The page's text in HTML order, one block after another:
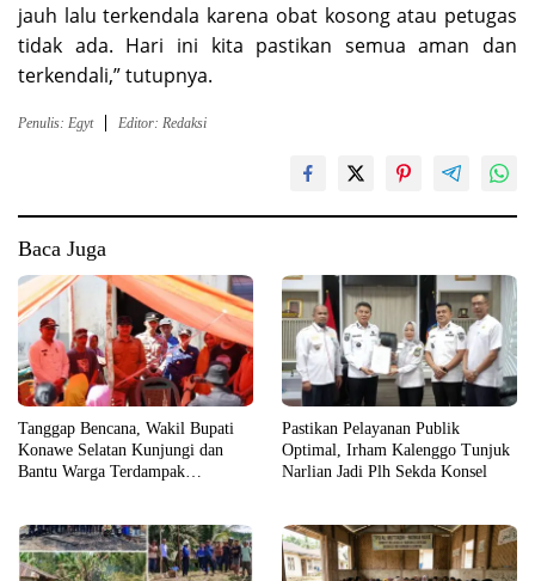
jauh lalu terkendala karena obat kosong atau petugas
tidak ada. Hari ini kita pastikan semua aman dan
terkendali,” tutupnya.
Penulis: Egyt Editor: Redaksi
Baca Juga
Tanggap Bencana, Wakil Bupati
Konawe Selatan Kunjungi dan
Bantu Warga Terdampak
Pastikan Pelayanan Publik
Optimal, Irham Kalenggo Tunjuk
Narlian Jadi Plh Sekda Konsel